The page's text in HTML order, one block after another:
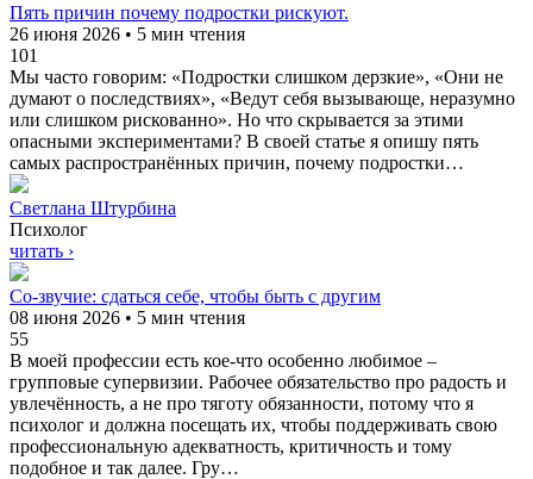
Пять причин почему подростки рискуют.
26 июня 2026 • 5 мин чтения
101
Мы часто говорим: «Подростки слишком дерзкие», «Они не
думают о последствиях», «Ведут себя вызывающе, неразумно
или слишком рискованно». Но что скрывается за этими
опасными экспериментами? В своей статье я опишу пять
самых распространённых причин, почему подростки…
Светлана Штурбина
Психолог
читать ›
Со-звучие: сдаться себе, чтобы быть с другим
08 июня 2026 • 5 мин чтения
55
В моей профессии есть кое-что особенно любимое –
групповые супервизии. Рабочее обязательство про радость и
увлечённость, а не про тяготу обязанности, потому что я
психолог и должна посещать их, чтобы поддерживать свою
профессиональную адекватность, критичность и тому
подобное и так далее. Гру…